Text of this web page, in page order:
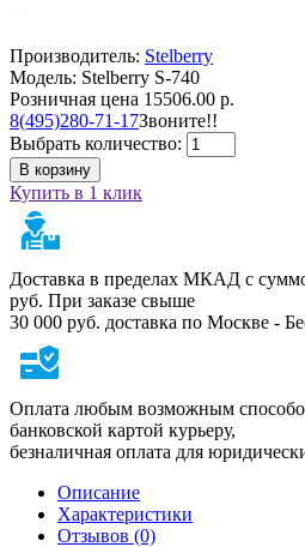
Производитель: Stelberry
Модель: Stelberry S-740
Розничная цена 15506.00 р.
8(495)280-71-17Звоните!!
Выбрать количество:
В корзину
Купить в 1 клик
Доставка в пределах МКАД с
руб. При заказе свыше
30 000 руб. доставка по Москве -
Оплата любым возможным
банковской картой курьеру,
безналичная оплата для
Описание
Характеристики
Отзывов (0)